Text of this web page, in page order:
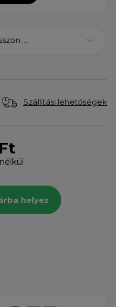
...
Szállítási lehetőségek
helyez